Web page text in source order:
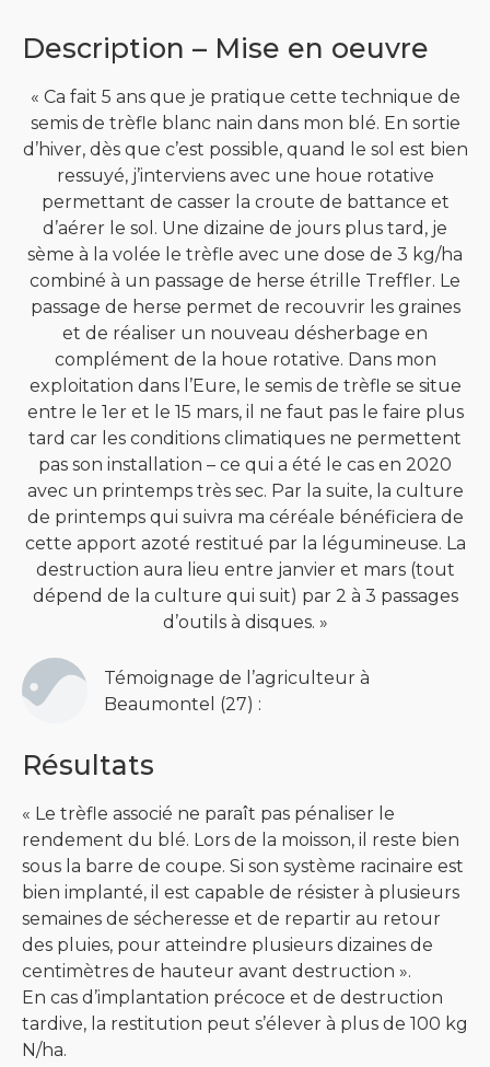
Description – Mise en oeuvre
« Ca fait 5 ans que je pratique cette technique de
semis de trèfle blanc nain dans mon blé. En sortie
d’hiver, dès que c’est possible, quand le sol est bien
ressuyé, j’interviens avec une houe rotative
permettant de casser la croute de battance et
d’aérer le sol. Une dizaine de jours plus tard, je
sème à la volée le trèfle avec une dose de 3 kg/ha
combiné à un passage de herse étrille Treffler. Le
passage de herse permet de recouvrir les graines
et de réaliser un nouveau désherbage en
complément de la houe rotative. Dans mon
exploitation dans l’Eure, le semis de trèfle se situe
entre le 1er et le 15 mars, il ne faut pas le faire plus
tard car les conditions climatiques ne permettent
pas son installation – ce qui a été le cas en 2020
avec un printemps très sec. Par la suite, la culture
de printemps qui suivra ma céréale bénéficiera de
cette apport azoté restitué par la légumineuse. La
destruction aura lieu entre janvier et mars (tout
dépend de la culture qui suit) par 2 à 3 passages
d’outils à disques. »
Témoignage de l’agriculteur à
Beaumontel (27) :
Résultats
« Le trèfle associé ne paraît pas pénaliser le
rendement du blé. Lors de la moisson, il reste bien
sous la barre de coupe. Si son système racinaire est
bien implanté, il est capable de résister à plusieurs
semaines de sécheresse et de repartir au retour
des pluies, pour atteindre plusieurs dizaines de
centimètres de hauteur avant destruction ».
En cas d’implantation précoce et de destruction
tardive, la restitution peut s’élever à plus de 100 kg
N/ha.